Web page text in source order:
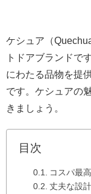
ケシュア（
トドアブランドで
にわたる品物を提
です。ケシュアの
きましょう。
目次
コスパ最高
丈夫な設計